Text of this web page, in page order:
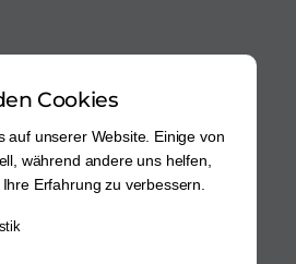
Cookies
auf unserer Website. Einige von
während andere uns helfen,
Erfahrung zu verbessern.